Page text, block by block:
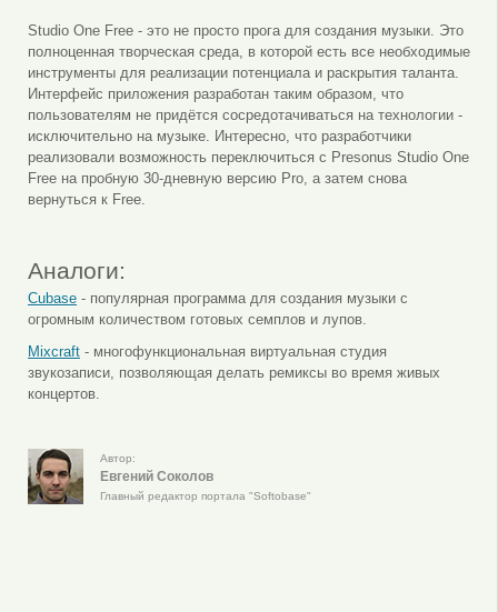
Studio One Free - это не просто прога для создания музыки. Это
полноценная творческая среда, в которой есть все необходимые
инструменты для реализации потенциала и раскрытия таланта.
Интерфейс приложения разработан таким образом, что
пользователям не придётся сосредотачиваться на технологии -
исключительно на музыке. Интересно, что разработчики
реализовали возможность переключиться с Presonus Studio One
Free на пробную 30-дневную версию Pro, а затем снова
вернуться к Free.
Аналоги:
Cubase- популярная программа для создания музыки с
огромным количеством готовых семплов и лупов.
Mixcraft- многофункциональная виртуальная студия
звукозаписи, позволяющая делать ремиксы во время живых
концертов.
Автор:
Евгений Соколов
Главный редактор портала "Softobase"